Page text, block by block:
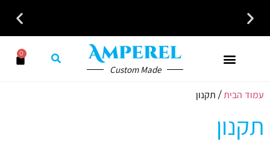
לקבלת ייעוץ חינם חייגו עכשיו - 058-7401300
Custom Made
0
עמוד הבית/ תקנון
תקנון